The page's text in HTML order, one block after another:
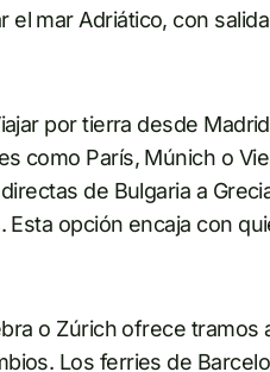
mar Adriático, con
por tierra desde
como París, Múnich o
de Bulgaria a
opción encaja con
o Zúrich ofrece tramos
Los ferries de